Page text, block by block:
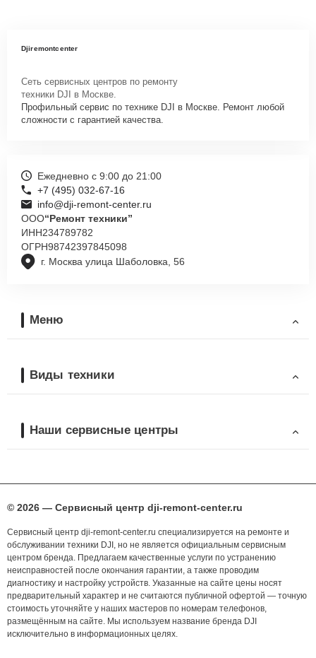
Djiremontcenter
Сеть сервисных центров по ремонту
техники DJI в Москве.
Профильный сервис по технике DJI в Москве. Ремонт любой
сложности с гарантией качества.
г. Москва улица Шаболовка, 56
Ежедневно с 9:00 до 21:00
+7 (495) 032-67-16
info@dji-remont-center.ru
ООО“Ремонт техники”
ИНН234789782
ОГРН98742397845098
Меню
Виды техники
Наши сервисные центры
© 2026 — Сервисный центр dji-remont-center.ru
Сервисный центр dji-remont-center.ru специализируется на ремонте и
обслуживании техники DJI, но не является официальным сервисным
центром бренда. Предлагаем качественные услуги по устранению
неисправностей после окончания гарантии, а также проводим
диагностику и настройку устройств. Указанные на сайте цены носят
предварительный характер и не считаются публичной офертой — точную
стоимость уточняйте у наших мастеров по номерам телефонов,
размещённым на сайте. Мы используем название бренда DJI
исключительно в информационных целях.